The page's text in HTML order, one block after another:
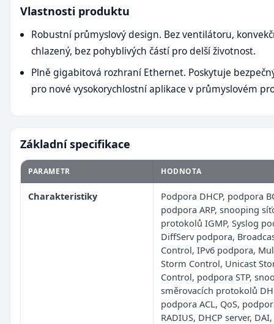
Vlastnosti produktu
Robustní průmyslový design. Bez ventilátoru,
chlazený, bez pohyblivých částí pro delší životnost.
Plně gigabitová rozhraní Ethernet. Poskytuje
pro nové vysokorychlostní aplikace v průmyslovém
Základní specifikace
PARAMETR HODNOTA
Charakteristiky
Podpora DHCP, podpora
podpora ARP, snooping
protokolů IGMP, Syslog
DiffServ podpora,
Control, IPv6 podpora,
Storm Control, Unicast
Control, podpora STP,
směrovacích protokolů
podpora ACL, QoS,
RADIUS, DHCP server, DAI,